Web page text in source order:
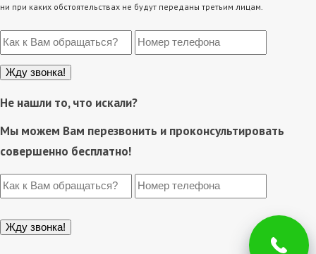
ни при каких обстоятельствах не будут переданы третьим лицам.
Не нашли то, что искали?
Мы можем Вам перезвонить и проконсультировать
совершенно бесплатно!